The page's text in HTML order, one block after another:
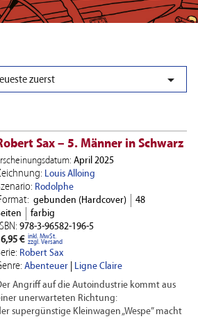
zuerst 
Sax – 5. Männer in Schwarz
April 2025
Louis Alloing
Rodolphe
gebunden (Hardcover)
48
farbig
ISBN: 978-3-96582-196-5
€ inkl. MwSt.
zzgl. Versand
Robert Sax
Abenteuer| Ligne Claire
Angriff auf die Autoindustrie kommt aus
unerwarteten Richtung:
supergünstige Kleinwagen „Wespe” macht